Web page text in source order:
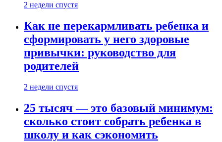
2 недели спустя
Как не перекармливать ребенка и
сформировать у него здоровые
привычки: руководство для
родителей
2 недели спустя
25 тысяч — это базовый минимум:
сколько стоит собрать ребенка в
школу и как сэкономить